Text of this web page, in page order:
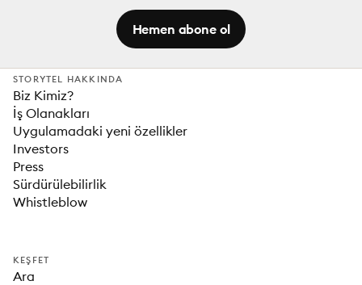
Hemen abone ol
STORYTEL HAKKINDA
Biz Kimiz?
İş Olanakları
Uygulamadaki yeni özellikler
Investors
Press
Sürdürülebilirlik
Whistleblow
KEŞFET
Ara